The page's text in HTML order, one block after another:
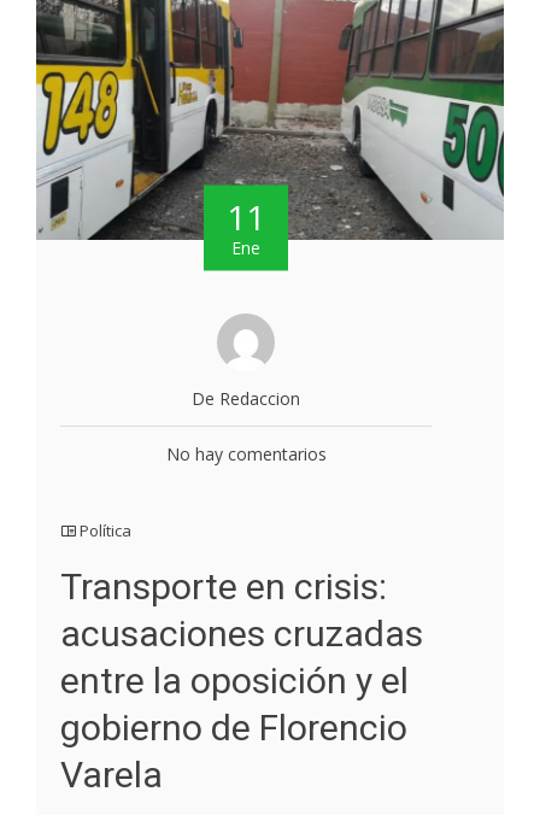
11
Ene
De Redaccion
No hay comentarios
Política
Transporte en crisis:
acusaciones cruzadas
entre la oposición y el
gobierno de Florencio
Varela